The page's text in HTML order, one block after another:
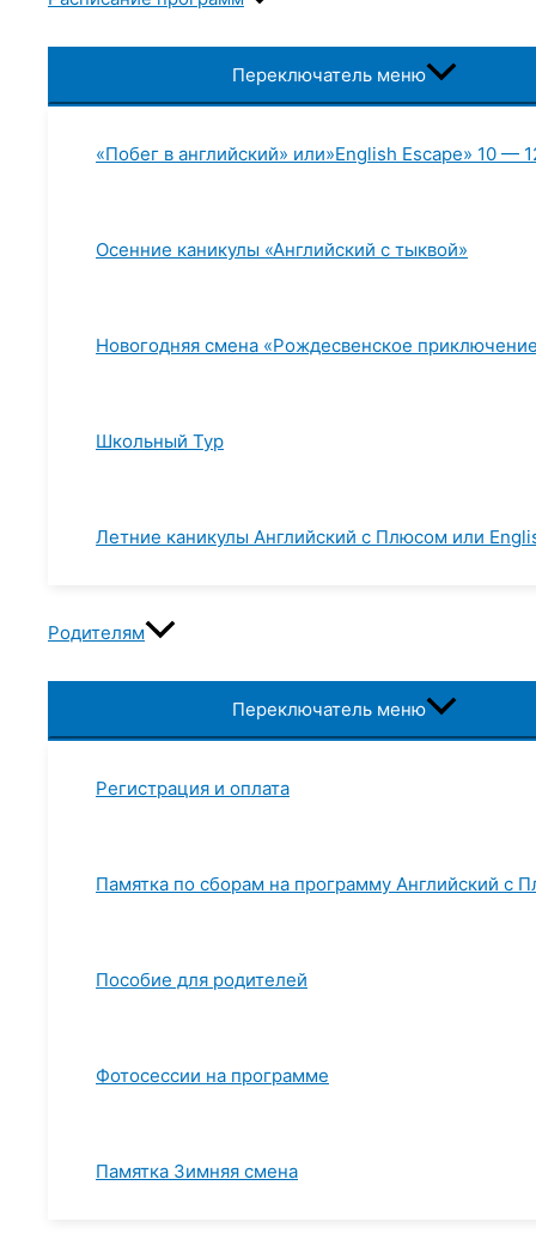
Переключатель меню
«Побег в английский» или»English Escape» 10 —
Осенние каникулы «Английский с тыквой»
Новогодняя смена «Рождесвенское
Школьный Тур
Летние каникулы Английский с Плюсом или
Родителям
Переключатель меню
Регистрация и оплата
Памятка по сборам на программу Английский с
Пособие для родителей
Фотосессии на программе
Памятка Зимняя смена